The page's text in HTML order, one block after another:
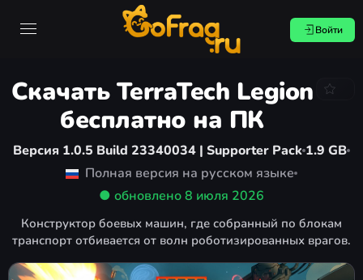
Войти
Скачать TerraTech Legion
бесплатно на ПК
Версия 1.0.5 Build 23340034 | Supporter Pack 1.9 GB
Полная версия на русском языке
● обновлено8 июля 2026
Конструктор боевых машин, где собранный по блокам
транспорт отбивается от волн роботизированных врагов.